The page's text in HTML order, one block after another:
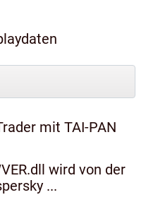
mit TAI-PAN
wird von der
...